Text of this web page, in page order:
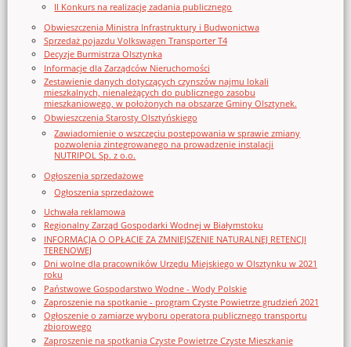
II Konkurs na realizację zadania publicznego
Obwieszczenia Ministra Infrastruktury i Budwonictwa
Sprzedaż pojazdu Volkswagen Transporter T4
Decyzje Burmistrza Olsztynka
Informacje dla Zarządców Nieruchomości
Zestawienie danych dotyczących czynszów najmu lokali
mieszkalnych, nienależących do publicznego zasobu
mieszkaniowego, w położonych na obszarze Gminy Olsztynek.
Obwieszczenia Starosty Olsztyńskiego
Zawiadomienie o wszczęciu postępowania w sprawie zmiany
pozwolenia zintegrowanego na prowadzenie instalacji
NUTRIPOL Sp. z o.o.
Ogłoszenia sprzedażowe
Ogłoszenia sprzedażowe
Uchwała reklamowa
Regionalny Zarząd Gospodarki Wodnej w Białymstoku
INFORMACJA O OPŁACIE ZA ZMNIEJSZENIE NATURALNEJ RETENCJI
TERENOWEJ
Dni wolne dla pracowników Urzędu Miejskiego w Olsztynku w 2021
roku
Państwowe Gospodarstwo Wodne - Wody Polskie
Zaproszenie na spotkanie - program Czyste Powietrze grudzień 2021
Ogłoszenie o zamiarze wyboru operatora publicznego transportu
zbiorowego
Zaproszenie na spotkania Czyste Powietrze Czyste Mieszkanie